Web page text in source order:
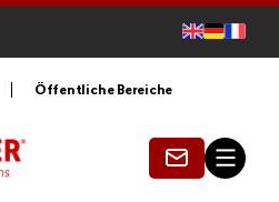
Öffentliche Bereiche